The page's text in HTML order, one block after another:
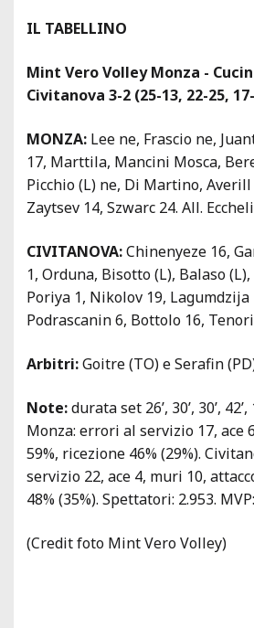
IL TABELLINO
Mint Vero Volley Monza -
Civitanova 3-2 (25-13, 22-25,
MONZA: Lee ne, Frascio ne,
17, Marttila, Mancini Mosca,
Picchio (L) ne, Di Martino, Averill
Zaytsev 14, Szwarc 24. All. Eccheli
CIVITANOVA:Chinenyeze 16,
1, Orduna, Bisotto (L), Balaso
Poriya 1, Nikolov 19, Lagumdzija
Podrascanin 6, Bottolo 16,
Arbitri:Goitre (TO) e Serafin
Note:durata set 26’, 30’, 30’,
Monza: errori al servizio 17, ace
59%, ricezione 46% (29%).
servizio 22, ace 4, muri 10,
48% (35%). Spettatori: 2.953.
(Credit foto Mint Vero Volley)